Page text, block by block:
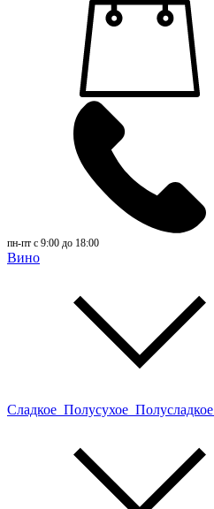
пн-пт с 9:00 до 18:00
Вино
Сладкое Полусухое Полусладкое